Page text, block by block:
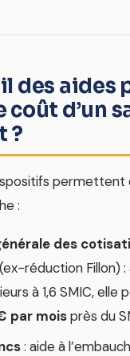
des aides
d’un
?
permettent
:
des
(ex-réduction Fillon) :
à 1,6 SMIC,
par moisprès du
: aide à